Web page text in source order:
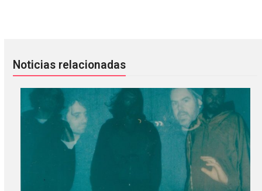
Noticias relacionadas